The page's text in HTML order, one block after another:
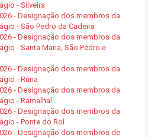
- Silveira
- Designação dos membros da
- São Pedro da Cadeira
- Designação dos membros da
- Santa Maria, São Pedro e
- Designação dos membros da
- Runa
- Designação dos membros da
- Ramalhal
- Designação dos membros da
- Ponte do Rol
- Designação dos membros de